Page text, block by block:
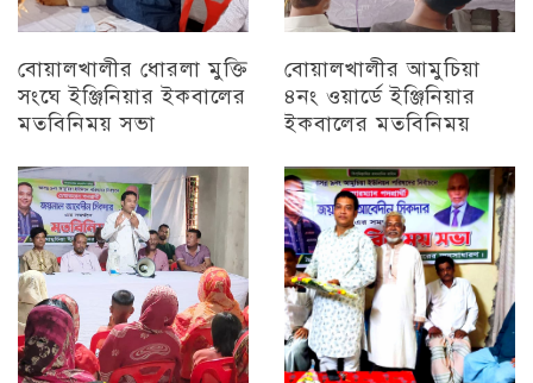
বোয়ালখালীর ধোরলা মুক্তি
সংঘে ইঞ্জিনিয়ার ইকবালের
মতবিনিময় সভা
চট্টগ্রাম
বোয়ালখালীর আমুচিয়া
৪নং ওয়ার্ডে ইঞ্জিনিয়ার
ইকবালের মতবিনিময়
চট্টগ্রাম